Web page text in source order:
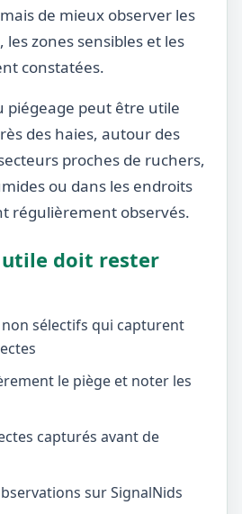
de mieux observer les
les zones sensibles et les
constatées.
piégeage peut être utile
des haies, autour des
proches de ruchers,
ou dans les endroits
régulièrement observés.
utile doit rester
non sélectifs qui capturent
le piège et noter les
capturés avant de
sur SignalNids